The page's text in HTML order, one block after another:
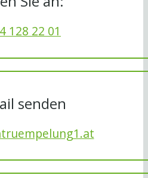
128 22 01
senden